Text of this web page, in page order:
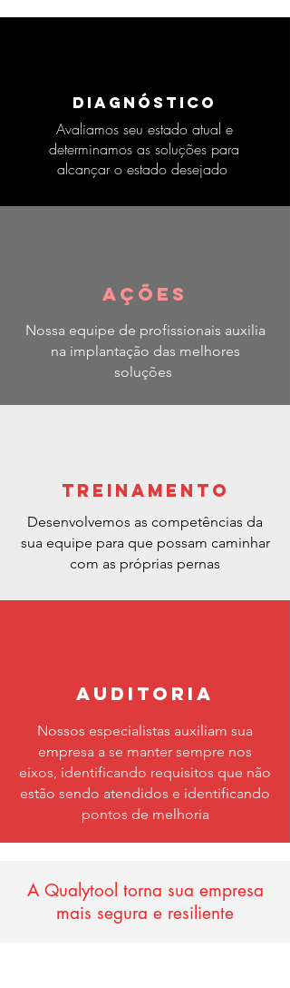
Diagnóstico
Avaliamos seu estado atual e
determinamos as soluções para
alcançar o estado desejado
ações
Nossa equipe de profissionais auxilia
na implantação das melhores
soluções
Treinamento
Desenvolvemos as competências da
sua equipe para que possam caminhar
com as próprias pernas
Auditoria
Nossos especialistas auxiliam sua
empresa a se manter sempre nos
eixos, identificando requisitos que não
estão sendo atendidos e identificando
pontos de melhoria
A Qualytool torna sua empresa
mais segura e resiliente